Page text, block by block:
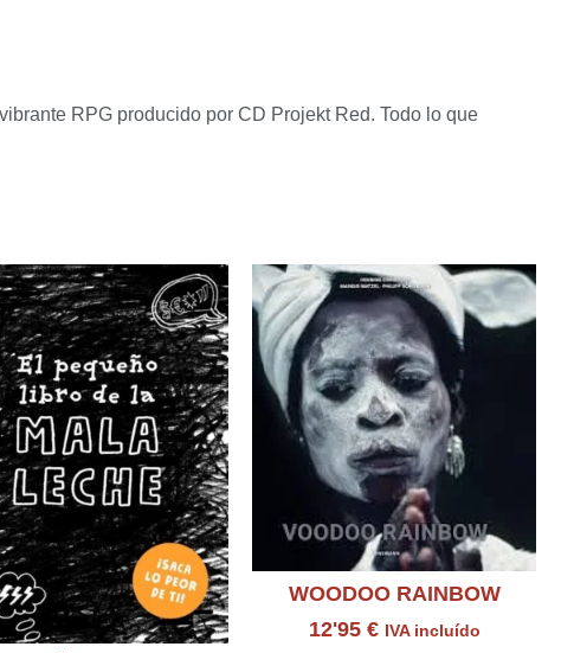
RPG producido por CD Projekt Red. Todo lo que
WOODOO RAINBOW
12'95 € IVA incluído